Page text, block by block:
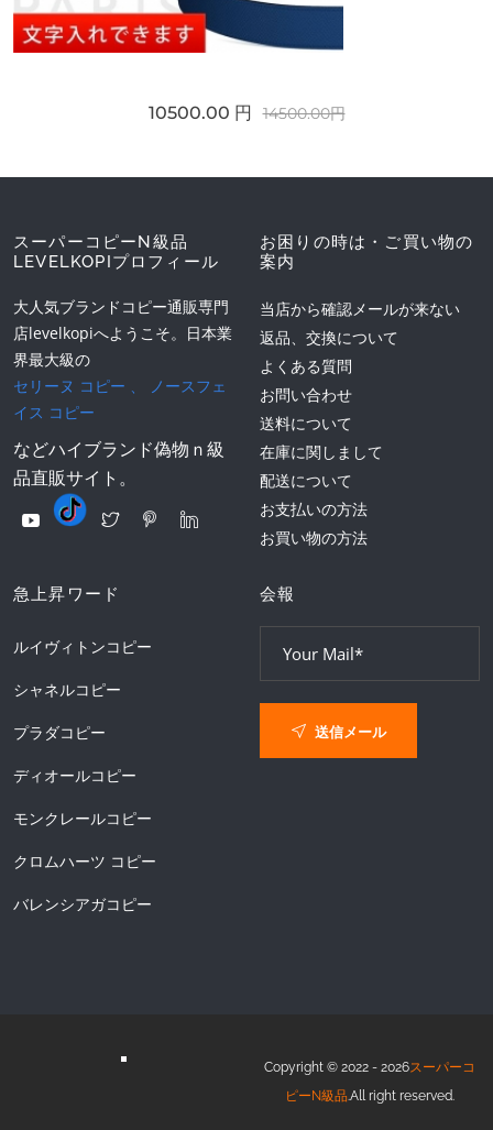
10500.00 円 14500.00円
スーパーコピーN級品
LEVELKOPIプロフィール
大人気ブランドコピー通販専門
店levelkopiへようこそ。日本業
界最大級の
セリーヌ コピー 、
ノースフェ
イス コピー
などハイブランド偽物ｎ級
品直販サイト。
お困りの時は・ご買い物の
案内
当店から確認メールが来ない
返品、交換について
よくある質問
お問い合わせ
送料について
在庫に関しまして
配送について
お支払いの方法
お買い物の方法
急上昇ワード
ルイヴィトンコピー
シャネルコピー
プラダコピー
ディオールコピー
モンクレールコピー
クロムハーツ コピー
バレンシアガコピー
会報
送信メール
Copyright © 2022 - 2026スーパーコ
ピーN級品.All right reserved.